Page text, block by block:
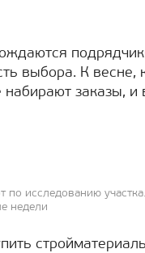
выбора. К весне,
заказы, и
исследованию
недели